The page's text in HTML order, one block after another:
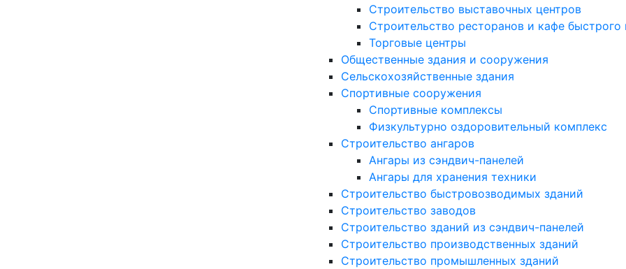
Строительство выставочных центров
Строительство ресторанов и кафе быстрого
Торговые центры
Общественные здания и сооружения
Сельскохозяйственные здания
Спортивные сооружения
Спортивные комплексы
Физкультурно оздоровительный комплекс
Строительство ангаров
Ангары из сэндвич-панелей
Ангары для хранения техники
Строительство быстровозводимых зданий
Строительство заводов
Строительство зданий из сэндвич-панелей
Строительство производственных зданий
Строительство промышленных зданий